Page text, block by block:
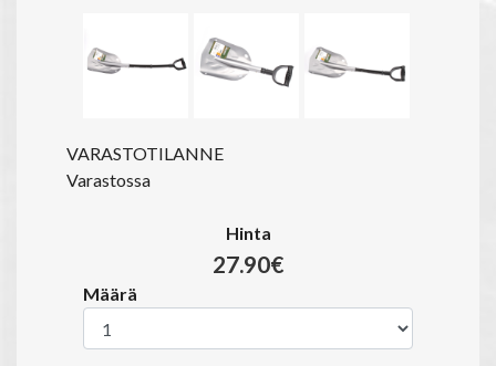
VARASTOTILANNE
Varastossa
Hinta
27.90€
Määrä